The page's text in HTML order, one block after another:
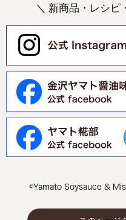
＼ 新商品・レシピ
©Yamato Soysauce &